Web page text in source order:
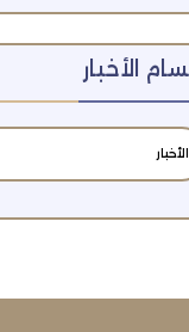
الأخبار
الأخبار